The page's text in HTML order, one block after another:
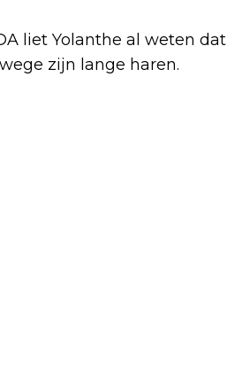
liet Yolanthe al weten dat
zijn lange haren.